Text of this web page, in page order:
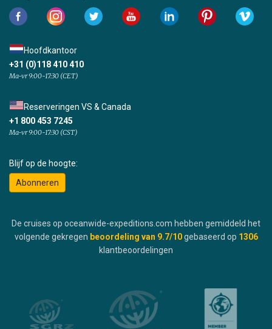
Hoofdkantoor
+31 (0)118 410 410
Ma-vr 9:00-17:30 (CET)
Reserveringen VS & Canada
+1 800 453 7245
Ma-vr 9:00-17:30 (CST)
Blijf op de hoogte:
Abonneren
De cruises op oceanwide-expeditions.com hebben gemiddeld het
volgende gekregen beoordeling van 9.7/10 gebaseerd op 1306
klantbeoordelingen